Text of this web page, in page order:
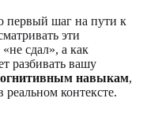
первый шаг на пути к
эти
сдал», а как
разбивать вашу
навыкам,
реальном контексте.